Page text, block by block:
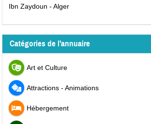
Ibn Zaydoun - Alger
Catégories de l'annuaire
Art et Culture
Attractions - Animations
Hébergement